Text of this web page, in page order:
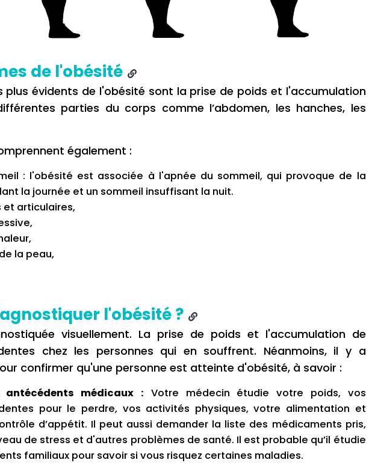
de l'obésité
plus évidents de l'obésité sont la prise de poids et l'accumulation
parties du corps comme l’abdomen, les hanches, les
également :
: l'obésité est associée à l'apnée du sommeil, qui provoque de la
la journée et un sommeil insuffisant la nuit.
et articulaires,
la peau,
l'obésité ?
visuellement. La prise de poids et l'accumulation de
chez les personnes qui en souffrent. Néanmoins, il y a
confirmer qu'une personne est atteinte d'obésité, à savoir :
antécédents médicaux : Votre médecin étudie votre poids, vos
pour le perdre, vos activités physiques, votre alimentation et
d’appétit. Il peut aussi demander la liste des médicaments pris,
de stress et d'autres problèmes de santé. Il est probable qu’il étudie
familiaux pour savoir si vous risquez certaines maladies.